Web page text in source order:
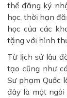
thể đăng ký
học, thời hạn
học của các
tặng với hình
Từ lịch sử lâu
tạo cũng như
Sư phạm Quốc
đây là một